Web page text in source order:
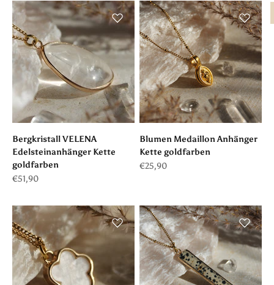
Bergkristall VELENA
Edelsteinanhänger Kette
goldfarben
Angebot
€51,90
Blumen Medaillon Anhänger
Kette goldfarben
Angebot
€25,90